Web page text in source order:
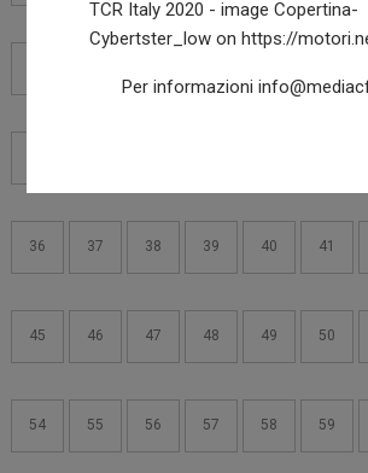
36 37 38 39 40 41
45 46 47 48 49 50
54 55 56 57 58 59
Per informazioni